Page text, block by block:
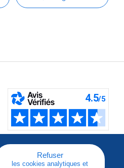
Refuser
les cookies analytiques et